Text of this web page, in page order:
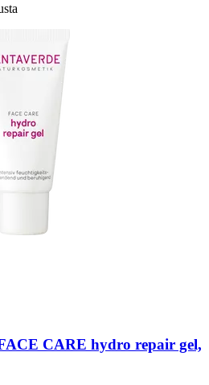
CARE hydro repair gel,